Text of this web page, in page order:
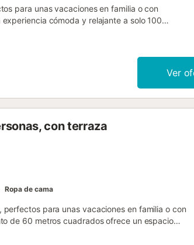
para unas vacaciones en familia o con
cómoda y relajante a solo 100
un descanso confortable para todos los
para relajarse después de un día de playa.
en cualquier época del año. Ubicado en una
a restaurantes, tiendas y actividades
Ver
con terraza
Ropa de cama
para unas vacaciones en familia o con
de 60 metros cuadrados ofrece un espacio